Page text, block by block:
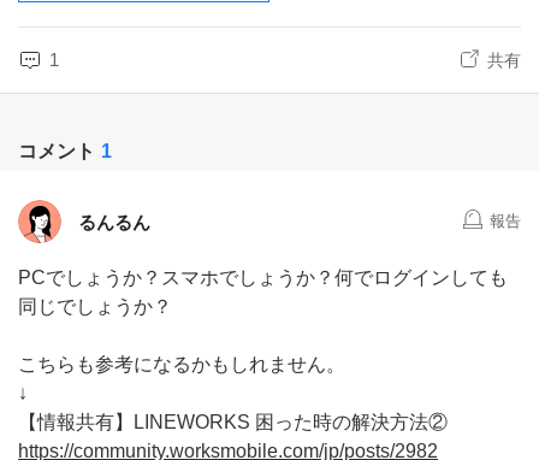
1 共有
コメント 1
るんるん 報告
PCでしょうか？スマホでしょうか？何でログインしても
同じでしょうか？
こちらも参考になるかもしれません。
↓
【情報共有】LINEWORKS 困った時の解決方法②
https://community.worksmobile.com/jp/posts/2982